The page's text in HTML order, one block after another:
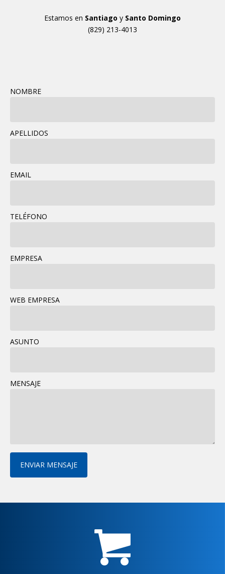
Estamos en Santiago y Santo Domingo
(829) 213-4013
NOMBRE
APELLIDOS
EMAIL
TELÉFONO
EMPRESA
WEB EMPRESA
ASUNTO
MENSAJE
ENVIAR MENSAJE